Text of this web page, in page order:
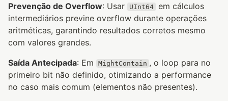
Prevenção de Overflow: Usar UInt64
em cálculos
intermediários previne overflow durante operações
aritméticas, garantindo resultados corretos mesmo
com valores grandes.
Saída Antecipada: Em MightContain , o loop para no
primeiro bit não definido, otimizando a performance
no caso mais comum (elementos não presentes).